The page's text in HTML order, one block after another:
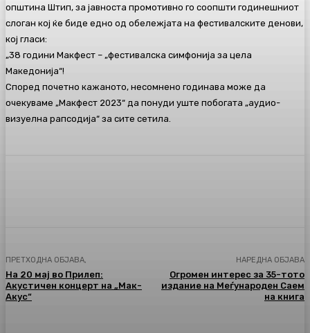
општина Штип, за јавноста промотивно го соопшти годинешниот
слоган кој ќе биде едно од обележјата на фестивалските денови,
кој гласи:
„38 години Макфест – „фестивалска симфонија за цела
Македонија“!
Според почетно кажаното, несомнено годинава може да
очекуваме „Макфест 2023“ да понуди уште побогата „аудио-
визуелна рапсодија“ за сите сетила.
ПРЕТХОДНА ОБЈАВА,
На 20 мај во Прилеп:
Акустичен концерт на „Мак-
Акус“
НАРЕДНА ОБЈАВА
Огромен интерес за 35-тото
издание на Меѓународен Саем
на книга